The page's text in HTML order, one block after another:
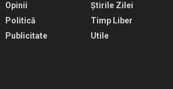
Opinii
Politică
Publicitate
Știrile Zilei
Timp Liber
Utile